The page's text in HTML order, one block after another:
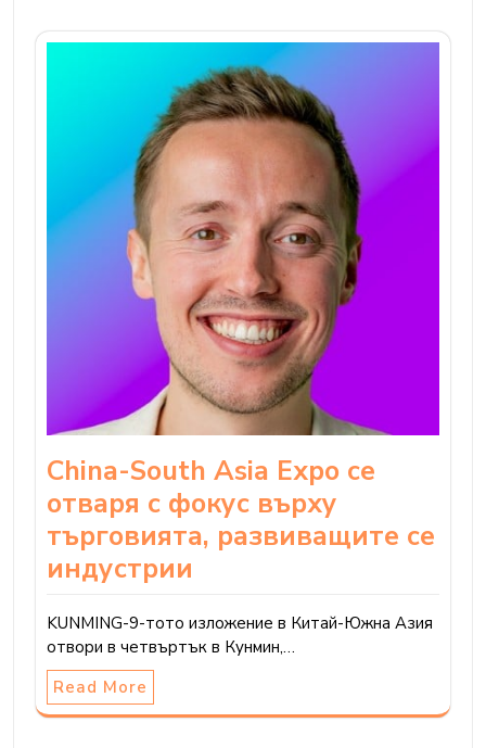
China-South Asia Expo се
отваря с фокус върху
търговията, развиващите се
индустрии
KUNMING-9-тото изложение в Китай-Южна Азия
отвори в четвъртък в Кунмин,…
Read More